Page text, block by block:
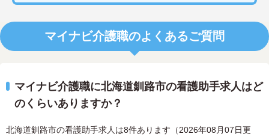
マイナビ介護職のよくあるご質問
マイナビ介護職に北海道釧路市の看護助手求人はど
のくらいありますか？
北海道釧路市の看護助手求人は8件あります（2026年08月07日更